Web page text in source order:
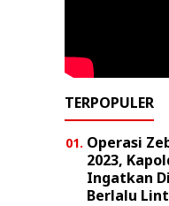
TERPOPULER
Operasi
2023,
Ingatkan
Berlalu